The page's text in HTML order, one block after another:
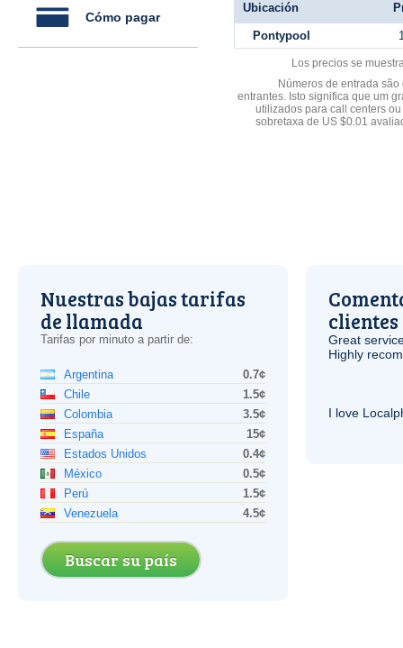
Cómo pagar
Ubicación
Pontypool
Los precios se
Números de entrada
entrantes. Isto significa que um
utilizados para call centers
sobretaxa de US $0.01
Nuestras bajas tarifas
de llamada
Tarifas por minuto a partir de:
Argentina
0.7¢
Chile
1.5¢
Colombia
3.5¢
España
15¢
Estados Unidos
0.4¢
México
0.5¢
Perú
1.5¢
Venezuela
4.5¢
Buscar su país
clientes
Great
Highly
I love